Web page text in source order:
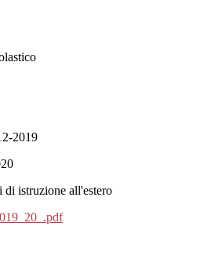
2019
istruzione all'estero